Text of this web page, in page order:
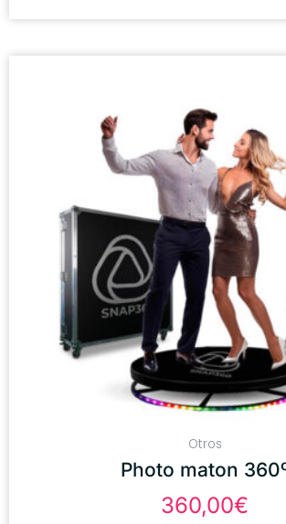
Otros
Photo maton
360,00€